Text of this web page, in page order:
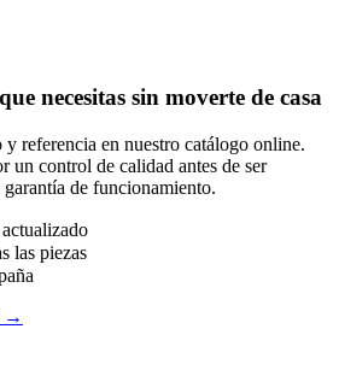
necesitas sin moverte de casa
referencia en nuestro catálogo online.
un control de calidad antes de ser
de funcionamiento.
las piezas
→